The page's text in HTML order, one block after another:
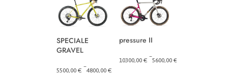
SPECIALE
GRAVEL
4800,00€
–
5500,00€
Plage
pressure II
5600,00€
–
10300,00€
Plage